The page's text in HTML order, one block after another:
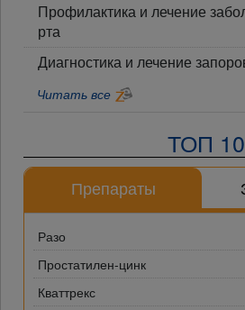
Профилактика и лечение
рта
Диагностика и лечение
Читать все
ТОП 10
Препараты
Разо
Простатилен-цинк
Кваттрекс